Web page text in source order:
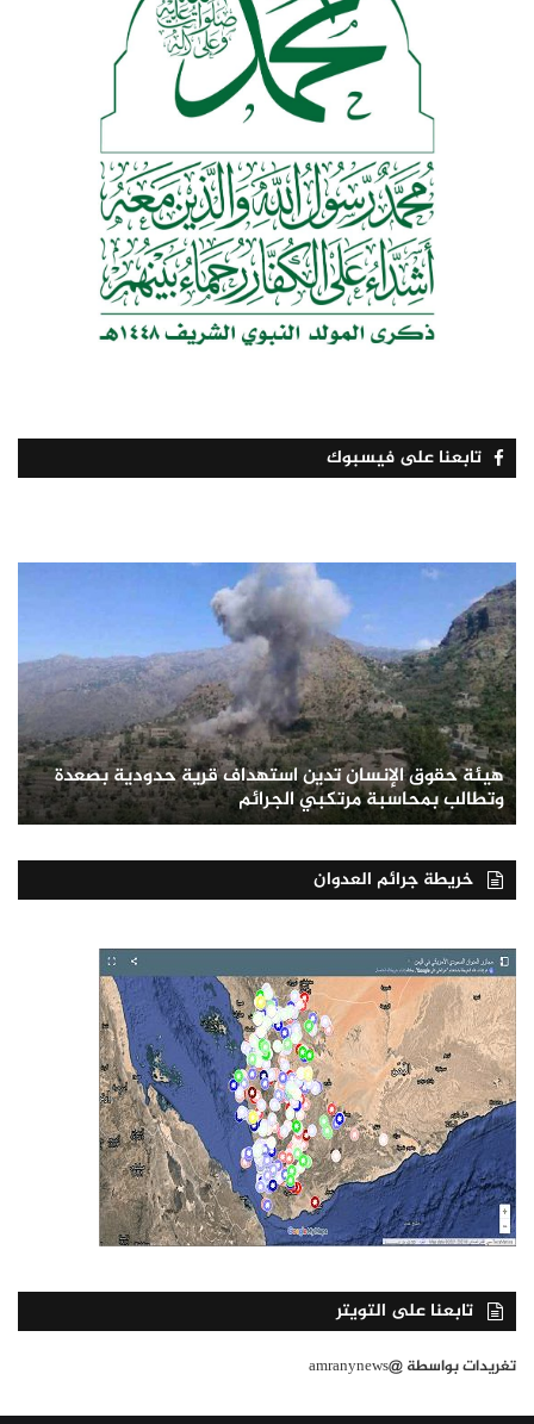
تابعنا على فيسبوك
هيئة حقوق الإنسان تدين استهداف قرية حدودية بصعدة
وتطالب بمحاسبة مرتكبي الجرائم
خريطة جرائم العدوان
تابعنا على التويتر
تغريدات بواسطة @amranynews